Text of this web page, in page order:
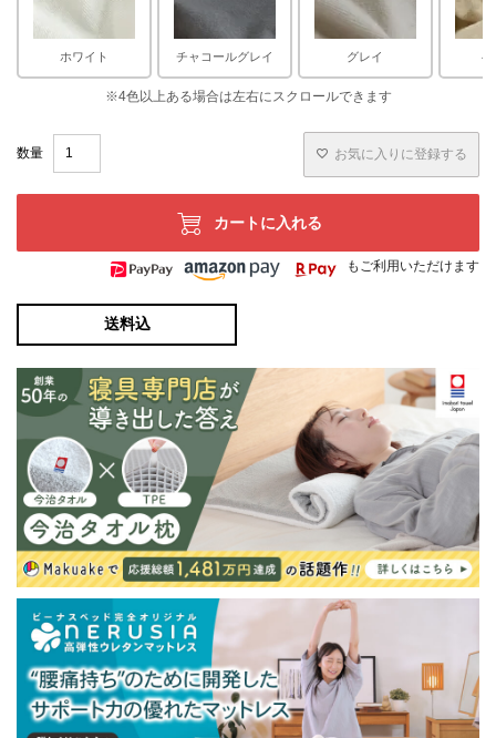
ホワイト チャコールグレイ グレイ ベ
お気に入りに登録する
カートに入れる
もご利用いただけます
送料込